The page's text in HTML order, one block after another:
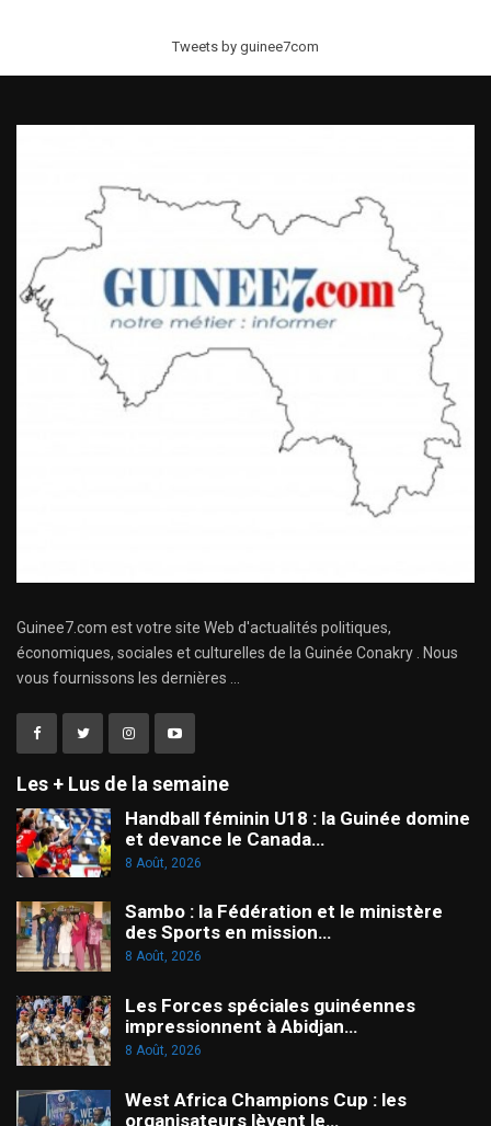
Tweets by guinee7com
Guinee7.com est votre site Web d'actualités politiques,
économiques, sociales et culturelles de la Guinée Conakry . Nous
vous fournissons les dernières ...
Les + Lus de la semaine
Handball féminin U18 : la Guinée domine
et devance le Canada…
8 Août, 2026
Sambo : la Fédération et le ministère
des Sports en mission…
8 Août, 2026
Les Forces spéciales guinéennes
impressionnent à Abidjan…
8 Août, 2026
West Africa Champions Cup : les
organisateurs lèvent le…